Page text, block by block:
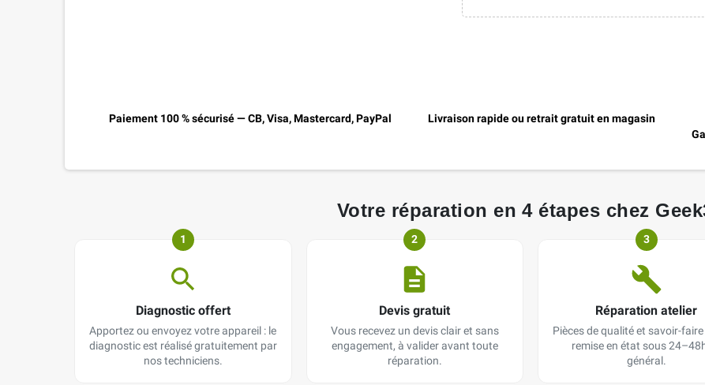
Paiement 100 % sécurisé — CB, Visa, Mastercard, PayPal
Livraison rapide ou retrait gratuit en magasin
Votre réparation en 4 étapes chez
1
Diagnostic offert
Apportez ou envoyez votre appareil : le
diagnostic est réalisé gratuitement par
nos techniciens.
2
Devis gratuit
Vous recevez un devis clair et sans
engagement, à valider avant toute
réparation.
3
Réparation atelier
Pièces de qualité et savoir-
remise en état sous
général.